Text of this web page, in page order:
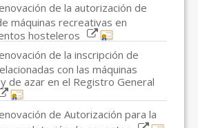
de la autorización de
máquinas recreativas en
hosteleros
de la inscripción de
con las máquinas
de azar en el Registro General
de Autorización para la